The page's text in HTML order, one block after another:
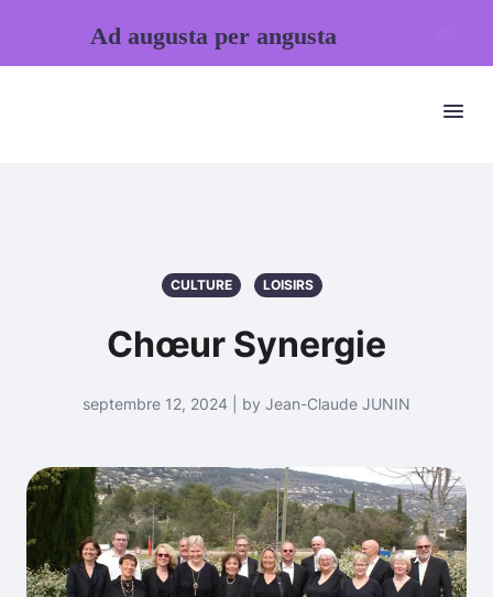
CULTURE LOISIRS
Chœur Synergie
septembre 12, 2024 | by Jean-Claude JUNIN
Ad augusta per angusta